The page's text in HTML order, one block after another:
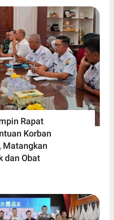
Rapat
Korban
Matangkan
dan Obat